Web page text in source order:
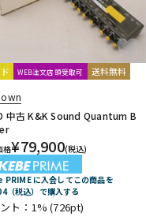
WEB注文店頭受取可 送料無料
中古 K&K Sound Quantum B
格¥79,900(税込)
PRIME に入会してこの商品を
（税込）で購入する
ト：1%(726pt)